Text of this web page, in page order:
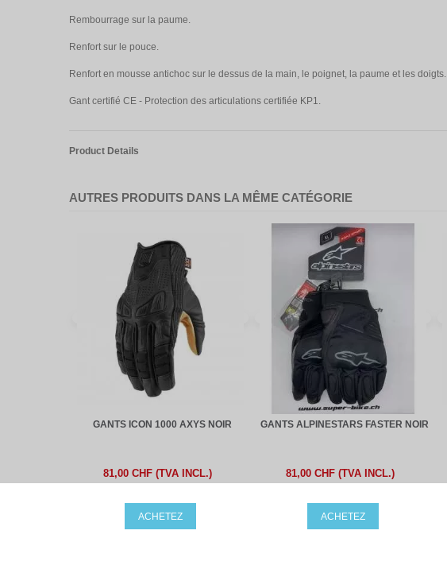
Rembourrage sur la paume.
Renfort sur le pouce.
Renfort en mousse antichoc sur le dessus de la main, le poignet, la paume et les doigts.
Gant certifié CE - Protection des articulations certifiée KP1.
Product Details
AUTRES PRODUITS DANS LA MÊME CATÉGORIE
GANTS ICON 1000 AXYS NOIR
81,00 CHF (TVA INCL.)
ACHETEZ
GANTS ALPINESTARS FASTER NOIR
81,00 CHF (TVA INCL.)
ACHETEZ